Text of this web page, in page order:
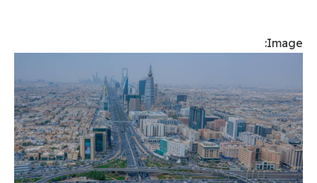
Image: